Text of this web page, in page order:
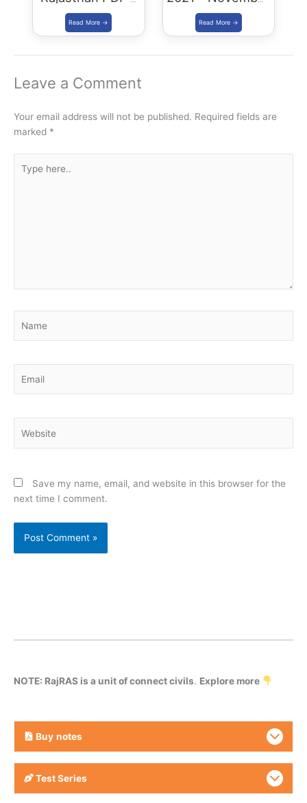
2023 Edition
December
Download PDF
Leave a Comment
Your email address will not be published. Required fields are
marked *
here..
Save my name, email, and website in this browser for the
next time I comment.
NOTE: RajRAS is a unit of connect civils. Explore more
Buy notes
Test Series